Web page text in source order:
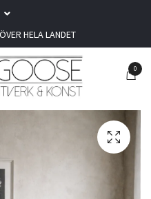
HELA LANDET
0